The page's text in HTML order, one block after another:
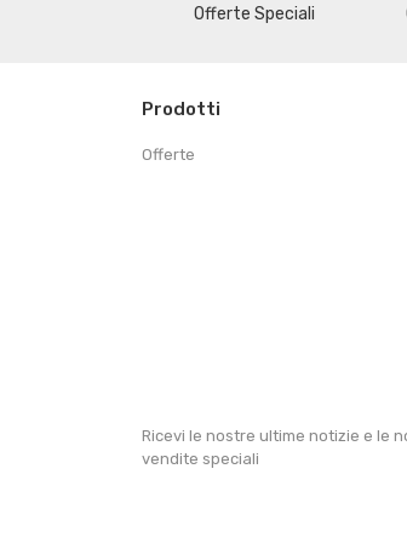
Offerte Speciali
Prodotti
Offerte
Ricevi le nostre ultime notizie e le
vendite speciali